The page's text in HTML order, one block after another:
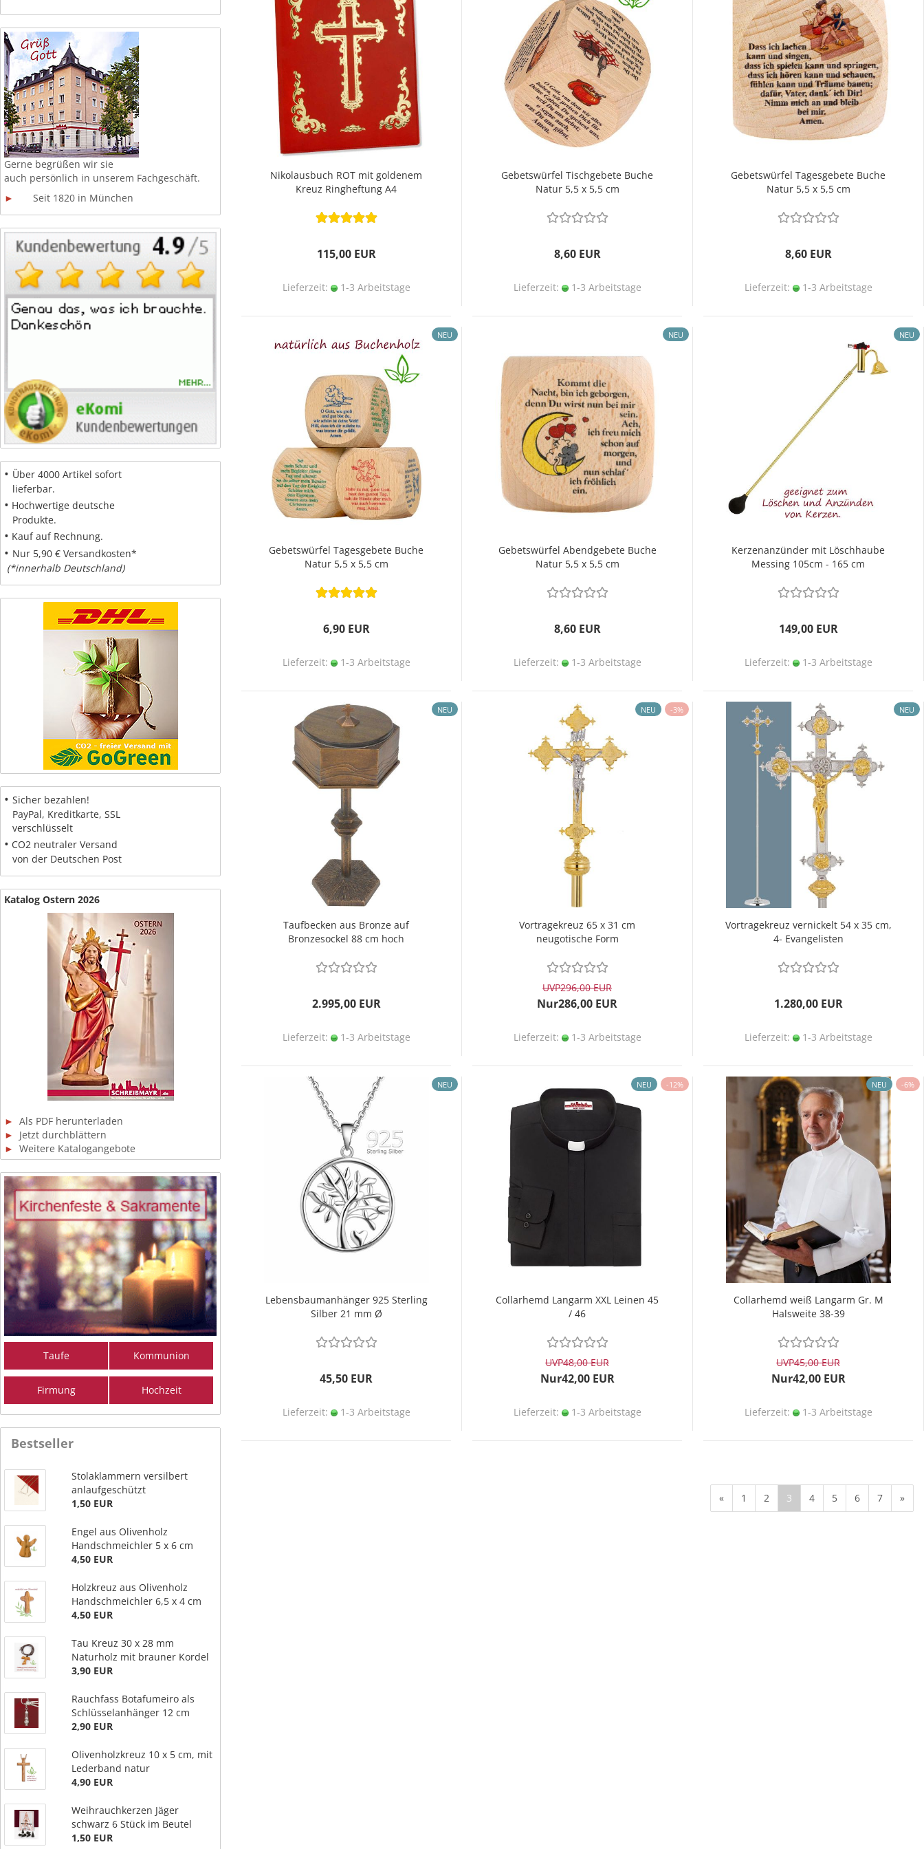
Nikolausbuch ROT mit goldenem
Kreuz Ringheftung A4
115,00 EUR
Lieferzeit: 1-3 Arbeitstage
Gebetswürfel Tischgebete Buche
Natur 5,5 x 5,5 cm
8,60 EUR
Lieferzeit: 1-3 Arbeitstage
Gebetswürfel Tagesgebete Buche
Natur 5,5 x 5,5 cm
8,60 EUR
Lieferzeit: 1-3 Arbeitstage
NEU
Gebetswürfel Tagesgebete Buche
Natur 5,5 x 5,5 cm
6,90 EUR
Lieferzeit: 1-3 Arbeitstage
NEU
Gebetswürfel Abendgebete Buche
Natur 5,5 x 5,5 cm
8,60 EUR
Lieferzeit: 1-3 Arbeitstage
NEU
Kerzenanzünder mit Löschhaube
Messing 105cm - 165 cm
149,00 EUR
Lieferzeit: 1-3 Arbeitstage
NEU
Taufbecken aus Bronze auf
Bronzesockel 88 cm hoch
2.995,00 EUR
Lieferzeit: 1-3 Arbeitstage
NEU -3%
Vortragekreuz 65 x 31 cm
neugotische Form
UVP296,00 EUR
Nur286,00 EUR
Lieferzeit: 1-3 Arbeitstage
NEU
Vortragekreuz vernickelt 54 x 35 cm,
4- Evangelisten
1.280,00 EUR
Lieferzeit: 1-3 Arbeitstage
NEU
Lebensbaumanhänger 925 Sterling
Silber 21 mm Ø
45,50 EUR
Lieferzeit: 1-3 Arbeitstage
NEU -12%
Collarhemd Langarm XXL Leinen 45
/ 46
UVP48,00 EUR
Nur42,00 EUR
Lieferzeit: 1-3 Arbeitstage
NEU -6%
Collarhemd weiß Langarm Gr. M
Halsweite 38-39
UVP45,00 EUR
Nur42,00 EUR
Lieferzeit: 1-3 Arbeitstage
« 1 2 3 4 5 6 7 »
Gerne begrüßen wir sie
auch persönlich in unserem Fachgeschäft.
►
Seit 1820 in München
• Über 4000 Artikel sofort
lieferbar.
• Hochwertige deutsche
Produkte.
• Kauf auf Rechnung.
• Nur 5,90 € Versandkosten*
(*innerhalb Deutschland)
• Sicher bezahlen!
PayPal, Kreditkarte, SSL
verschlüsselt
• CO2 neutraler Versand
von der Deutschen Post
Katalog Ostern 2026
► Als PDF herunterladen
►
Jetzt durchblättern
► Weitere Katalogangebote
Taufe Kommunion
Firmung Hochzeit
Bestseller
Stolaklammern versilbert
anlaufgeschützt
1,50 EUR
Engel aus Olivenholz
Handschmeichler 5 x 6 cm
4,50 EUR
Holzkreuz aus Olivenholz
Handschmeichler 6,5 x 4 cm
4,50 EUR
Tau Kreuz 30 x 28 mm
Naturholz mit brauner Kordel
3,90 EUR
Rauchfass Botafumeiro als
Schlüsselanhänger 12 cm
2,90 EUR
Olivenholzkreuz 10 x 5 cm, mit
Lederband natur
4,90 EUR
Weihrauchkerzen Jäger
schwarz 6 Stück im Beutel
1,50 EUR